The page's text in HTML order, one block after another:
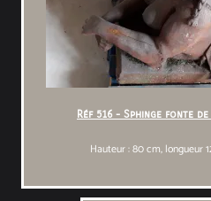
Réf 516 - Sphinge fonte
Hauteur : 80 cm, longueur